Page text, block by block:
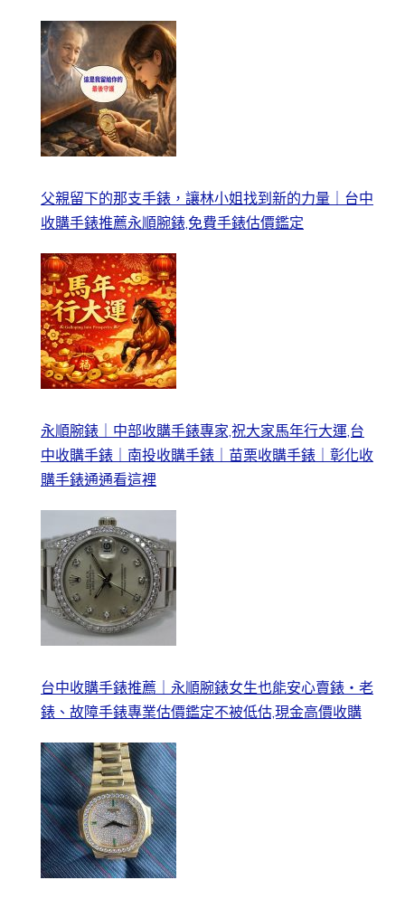
父親留下的那支手錶，讓林小姐找到新的力量｜台中
收購手錶推薦永順腕錶,免費手錶估價鑑定
永順腕錶｜中部收購手錶專家,祝大家馬年行大運,台
中收購手錶｜南投收購手錶｜苗栗收購手錶｜彰化收
購手錶通通看這裡
台中收購手錶推薦｜永順腕錶女生也能安心賣錶・老
錶、故障手錶專業估價鑑定不被低估,現金高價收購